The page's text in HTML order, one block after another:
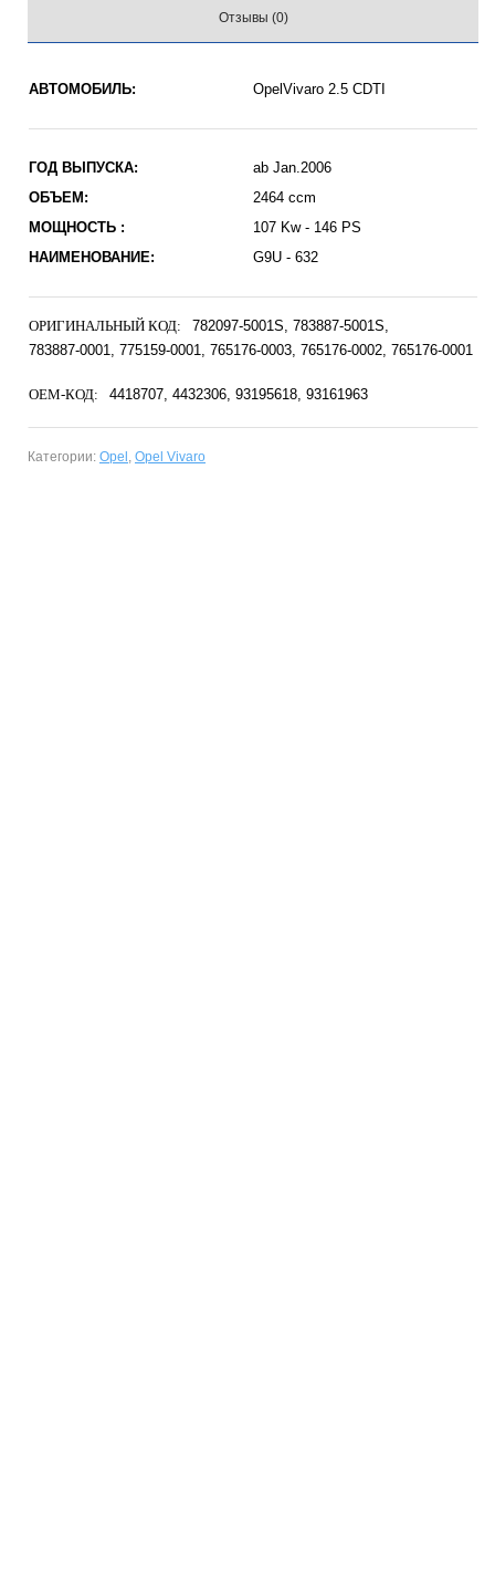
Отзывы (0)
АВТОМОБИЛЬ: OpelVivaro 2.5 CDTI
ГОД ВЫПУСКА:
ab Jan.2006
ОБЪЕМ:
2464 ccm
МОЩНОСТЬ :
107 Kw - 146 PS
НАИМЕНОВАНИЕ:
G9U - 632
ОРИГИНАЛЬНЫЙ КОД: 782097-5001S 783887-5001S
783887-0001
775159-0001 765176-0003 765176-0002 765176-0001
OEM-КОД: 4418707 4432306 93195618 93161963
Категории: Opel , Opel Vivaro